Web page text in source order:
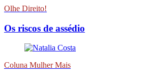
Olhe Direito!
Os riscos de assédio
Coluna Mulher Mais